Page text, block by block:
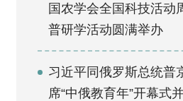
国农学会全国科技活动
普研学活动圆满举办
习近平同俄罗斯总统普
席“中俄教育年”开幕式